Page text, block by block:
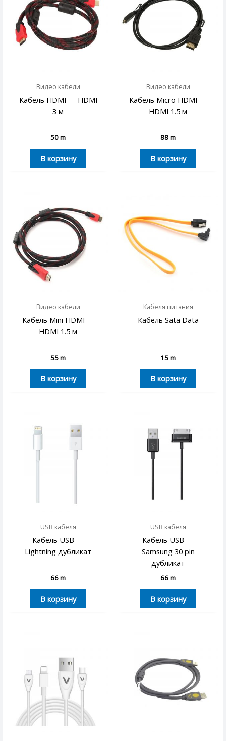
Видео кабели
Кабель HDMI — HDMI
3 м
50m
В корзину
Видео кабели
Кабель Micro HDMI —
HDMI 1.5 м
88m
В корзину
Видео кабели
Кабель Mini HDMI —
HDMI 1.5 м
55m
В корзину
Кабеля питания
Кабель Sata Data
15m
В корзину
USB кабеля
Кабель USB —
Lightning дубликат
66m
В корзину
USB кабеля
Кабель USB —
Samsung 30 pin
дубликат
66m
В корзину